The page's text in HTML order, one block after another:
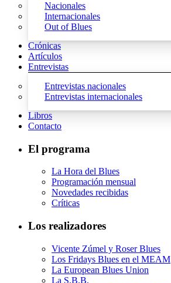
Nacionales
Internacionales
Out of Blues
Crónicas
Artículos
Entrevistas
Entrevistas nacionales
Entrevistas internacionales
Libros
Contacto
El programa
La Hora del Blues
Programación mensual
Novedades recibidas
Críticas
Los realizadores
Vicente Zúmel y Roser Blues
Los Fridays Blues en el MEAM
La European Blues Union
La S.B.B.